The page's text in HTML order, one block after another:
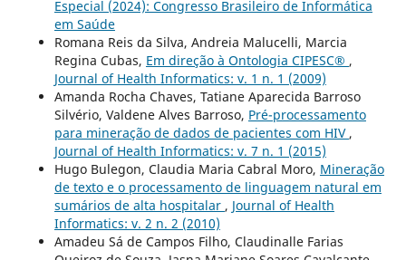
Especial (2024): Congresso Brasileiro de Informática
em Saúde
Romana Reis da Silva, Andreia Malucelli, Marcia
Regina Cubas, Em direção à Ontologia CIPESC® ,
Journal of Health Informatics: v. 1 n. 1 (2009)
Amanda Rocha Chaves, Tatiane Aparecida Barroso
Silvério, Valdene Alves Barroso, Pré-processamento
para mineração de dados de pacientes com HIV ,
Journal of Health Informatics: v. 7 n. 1 (2015)
Hugo Bulegon, Claudia Maria Cabral Moro, Mineração
de texto e o processamento de linguagem natural em
sumários de alta hospitalar , Journal of Health
Informatics: v. 2 n. 2 (2010)
Amadeu Sá de Campos Filho, Claudinalle Farias